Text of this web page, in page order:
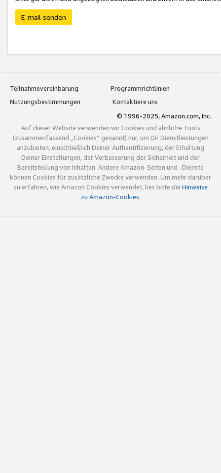
E-mail senden
Teilnahmevereinbarung
Programmrichtlinien
Nutzungsbestimmungen
Kontaktiere uns
© 1996-2025, Amazon.com, Inc.
Auf dieser Website verwenden wir Cookies und ähnliche Tools
(zusammenfassend „Cookies“ genannt) nur, um Dir Dienstleistungen
anzubieten, einschließlich Deiner Authentifizierung, der Erhaltung
Deiner Einstellungen, der Verbesserung der Sicherheit und der
Bereitstellung von Inhalten. Andere Amazon-Seiten und -Dienste
können Cookies für zusätzliche Zwecke verwenden. Um mehr darüber
zu erfahren, wie Amazon Cookies verwendet, lies bitte die Hinweise
zu Amazon-Cookies.